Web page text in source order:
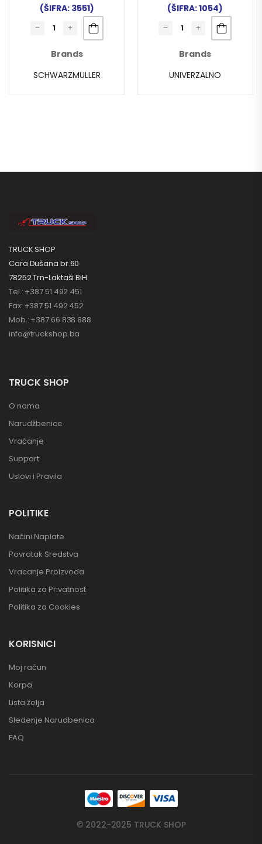
(ŠIFRA: 3551)
Brands
SCHWARZMULLER
(ŠIFRA: 1054)
Brands
UNIVERZALNO
TRUCK SHOP
Cara Dušana br.60
78252 Trn-Laktaši BiH
Tel.: +387 51 492 451
Fax: +387 51 492 452
Mob.: +387 66 838 888
info@truckshop.ba
TRUCK SHOP
O nama
Narudžbenice
Vraćanje
Support
Uslovi i Pravila
POLITIKE
Načini Naplate
Povratak Sredstva
Vracanje Proizvoda
Politika za Privatnost
Politika za Cookies
KORISNICI
Moj račun
Korpa
Lista želja
Sledenje Narudbenica
FAQ
© 2022-2025 TRUCK SHOP